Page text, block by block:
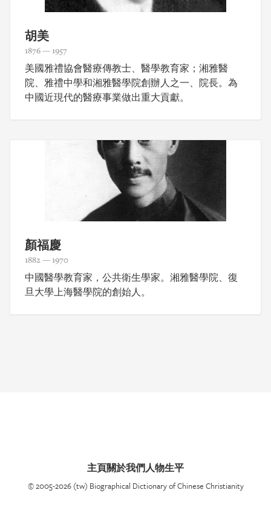
胡美
1876 — 1957
美國雅禮協會醫療傳教士、醫學教育家；湘雅醫
院、雅禮中學和湘雅醫學院創辦人之一、院長。為
中國近現代的醫療事業做出重大貢獻。
顏福慶
1882 — 1970
中國醫學教育家，公共衛生學家。湘雅醫學院、復
旦大學上海醫學院的創始人。
主頁關於我們人物生平
© 2005-2026 (tw) Biographical Dictionary of Chinese Christianity